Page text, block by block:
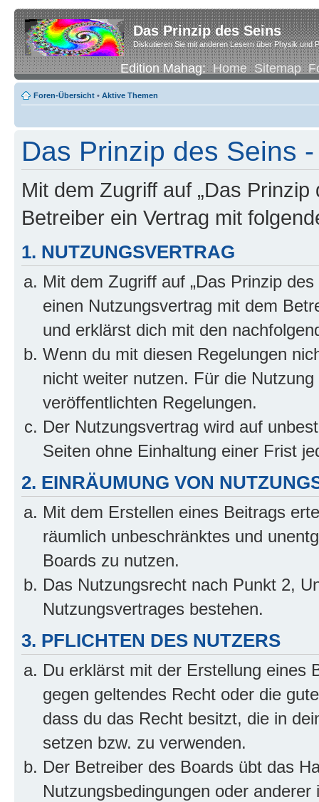
Das Prinzip des Seins
Diskutieren Sie mit anderen Lesern über Physik und
Edition Mahag:Home Sitemap
Foren-Übersicht • Aktive Themen
Das Prinzip des Seins
Mit dem Zugriff auf „Das
Betreiber ein Vertrag mit
1. NUTZUNGSVERTRAG
Mit dem Zugriff auf „Das Prinzip
einen Nutzungsvertrag mit dem
und erklärst dich mit den
Wenn du mit diesen Regelungen
nicht weiter nutzen. Für die
veröffentlichten Regelungen.
Der Nutzungsvertrag wird auf
Seiten ohne Einhaltung einer Frist
2. EINRÄUMUNG VON
Mit dem Erstellen eines Beitrags
räumlich unbeschränktes und
Boards zu nutzen.
Das Nutzungsrecht nach Punkt 2,
Nutzungsvertrages bestehen.
3. PFLICHTEN DES NUTZERS
Du erklärst mit der Erstellung eines
gegen geltendes Recht oder die
dass du das Recht besitzt, die in
setzen bzw. zu verwenden.
Der Betreiber des Boards übt das
Nutzungsbedingungen oder